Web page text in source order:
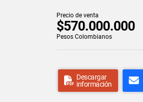
Precio de venta
$570.000.000
Pesos Colombianos
Descargar
información